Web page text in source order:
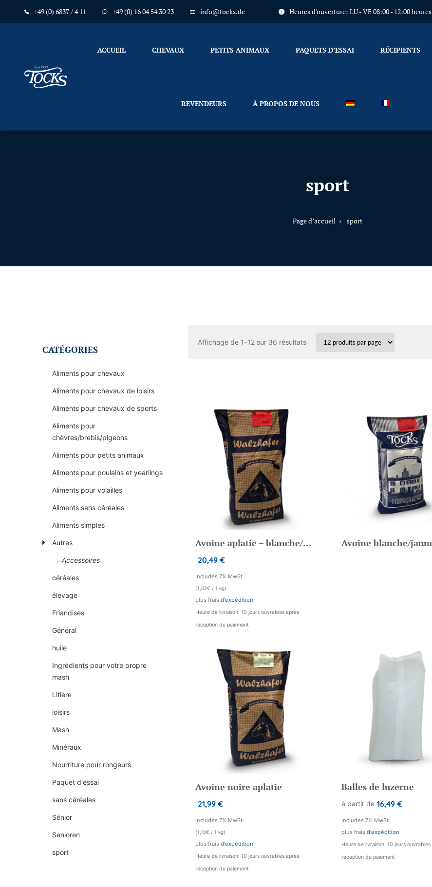
+49 (0) 6837 / 4 11 +49 (0) 16 04 54 30 23 info@tocks.de Heures d'ouverture: LU - VE 08:00 - 12:00
ACCUEIL CHEVAUX PETITS ANIMAUX PAQUETS D’ESSAI RÉCIPIENTS
REVENDEURS À PROPOS DE NOUS
sport
Page d’accueil sport
CATÉGORIES
Aliments pour chevaux
Aliments pour chevaux de loisirs
Aliments pour chevaux de sports
Aliments pour
chèvres/brebis/pigeons
Aliments pour petits animaux
Aliments pour poulains et yearlings
Aliments pour volailles
Aliments sans céréales
Aliments simples
Autres
Accessoires
céréales
élevage
Friandises
Général
huile
Ingrédients pour votre propre
mash
Litière
loisirs
Mash
Minéraux
Nourriture pour rongeurs
Paquet d'essai
sans céréales
Sénior
Senioren
sport
Affichage de 1–12 sur 36 résultats
Avoine aplatie – blanche/jaune
20,49 €
Includes 7% MwSt.
(1,02€ / 1 kg)
plus frais d'expédition
Heure de livraison: 10 jours ouvrables après
réception du paiement
Avoine blanche/
Avoine noire aplatie
21,99 €
Includes 7% MwSt.
(1,10€ / 1 kg)
plus frais d'expédition
Heure de livraison: 10 jours ouvrables après
réception du paiement
Balles de luzerne
à partir de 16,49 €
Includes 7% MwSt.
plus fraisd'expédition
Heure de livraison: 10 jours ouvrables
réception du paiement